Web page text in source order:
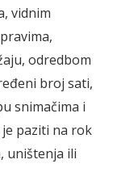
vidnim
odredbom
broj sati,
snimačima i
paziti na rok
uništenja ili